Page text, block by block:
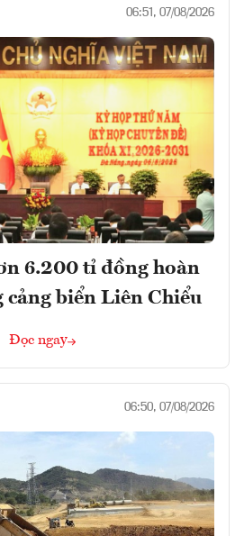
06:51, 07/08/2026
6.200 tỉ đồng hoàn
cảng biển Liên Chiểu
Đọc ngay
06:50, 07/08/2026